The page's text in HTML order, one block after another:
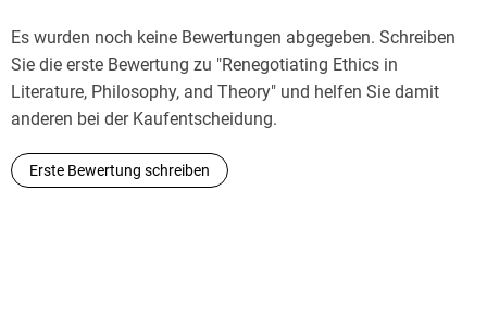
Es wurden noch keine Bewertungen abgegeben. Schreiben
Sie die erste Bewertung zu "Renegotiating Ethics in
Literature, Philosophy, and Theory" und helfen Sie damit
anderen bei der Kaufentscheidung.
Erste Bewertung schreiben